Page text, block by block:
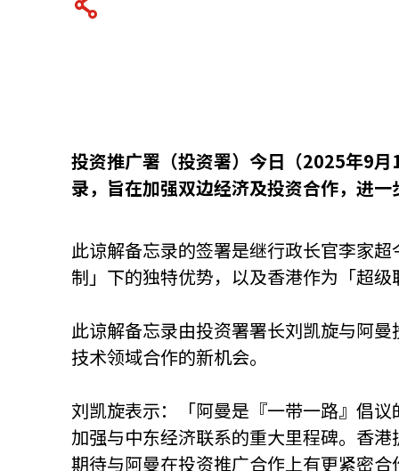
关联网站
香港家族办公室 香港金融科
投资推广署（投资署）今日（2025年9
录，旨在加强双边经济及投资合作，进
此谅解备忘录的签署是继行政长官李家
制」下的独特优势，以及香港作为「超
此谅解备忘录由投资署署长刘凯旋与阿
技术领域合作的新机会。
刘凯旋表示：「阿曼是『一带一路』倡
加强与中东经济联系的重大里程碑。香
期待与阿曼在投资推广合作上有更紧密